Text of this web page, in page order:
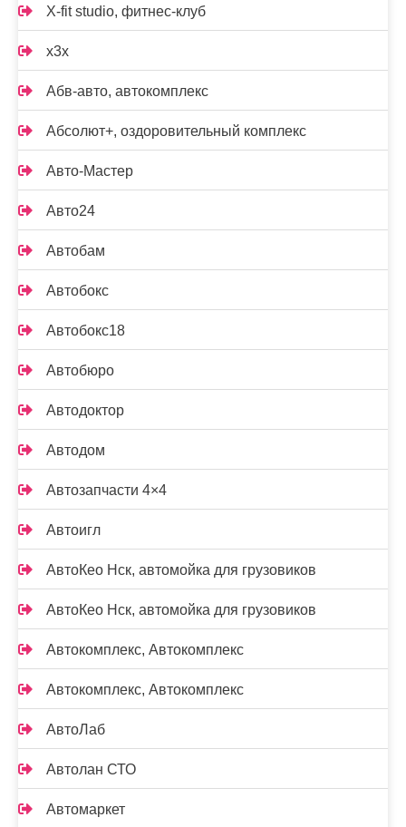
X-fit studio, фитнес-клуб
x3x
Абв-авто, автокомплекс
Абсолют+, оздоровительный комплекс
Авто-Мастер
Авто24
Автобам
Автобокс
Автобокс18
Автобюро
Автодоктор
Автодом
Автозапчасти 4×4
Автоигл
АвтоКео Нск, автомойка для грузовиков
АвтоКео Нск, автомойка для грузовиков
Автокомплекс, Автокомплекс
Автокомплекс, Автокомплекс
АвтоЛаб
Автолан СТО
Автомаркет